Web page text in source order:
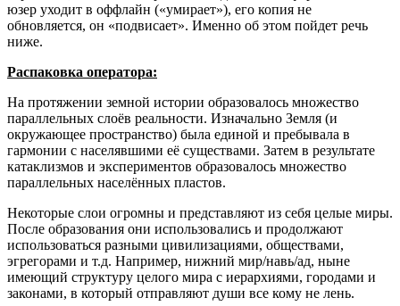
юзер уходит в оффлайн («умирает»), его копия не
обновляется, он «подвисает». Именно об этом пойдет речь
ниже.
Распаковка оператора:
На протяжении земной истории образовалось множество
параллельных слоёв реальности. Изначально Земля (и
окружающее пространство) была единой и пребывала в
гармонии с населявшими её существами. Затем в результате
катаклизмов и экспериментов образовалось множество
параллельных населённых пластов.
Некоторые слои огромны и представляют из себя целые миры.
После образования они использовались и продолжают
использоваться разными цивилизациями, обществами,
эгрегорами и т.д. Например, нижний мир/навь/ад, ныне
имеющий структуру целого мира с иерархиями, городами и
законами, в который отправляют души все кому не лень.